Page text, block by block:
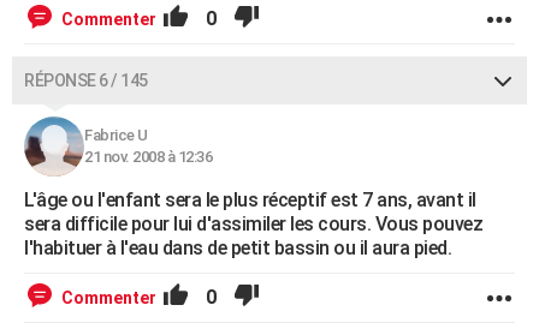
Commenter 0
RÉPONSE 6 / 145
Fabrice U
21 nov. 2008 à 12:36
L'âge ou l'enfant sera le plus réceptif est 7 ans, avant il
sera difficile pour lui d'assimiler les cours. Vous pouvez
l'habituer à l'eau dans de petit bassin ou il aura pied.
Commenter 0